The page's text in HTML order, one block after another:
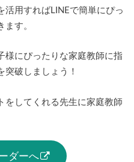
活用すればLINEで簡単にぴっ
す。
様にぴったりな家庭教師に指
突破しましょう！
をしてくれる先生に家庭教師
ダーへ